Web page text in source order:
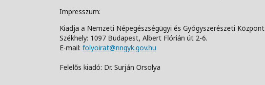
Impresszum:
Kiadja a Nemzeti Népegészségügyi és Gyógyszerészeti Központ
Székhely: 1097 Budapest, Albert Flórián út 2-6.
E-mail: folyoirat@nngyk.gov.hu
Felelős kiadó: Dr. Surján Orsolya